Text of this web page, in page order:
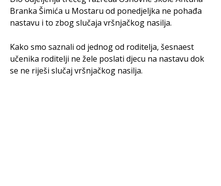
Branka Šimića u Mostaru od ponedjeljka ne pohađa
nastavu i to zbog slučaja vršnjačkog nasilja.
Kako smo saznali od jednog od roditelja, šesnaest
učenika roditelji ne žele poslati djecu na nastavu dok
se ne riješi slučaj vršnjačkog nasilja.